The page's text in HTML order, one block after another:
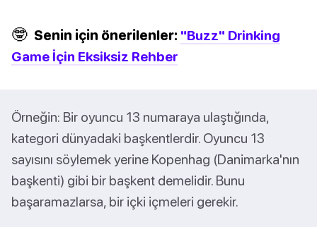
🤓 Senin için önerilenler: "Buzz" Drinking
Game İçin Eksiksiz Rehber
Örneğin: Bir oyuncu 13 numaraya ulaştığında,
kategori dünyadaki başkentlerdir. Oyuncu 13
sayısını söylemek yerine Kopenhag (Danimarka'nın
başkenti) gibi bir başkent demelidir. Bunu
başaramazlarsa, bir içki içmeleri gerekir.